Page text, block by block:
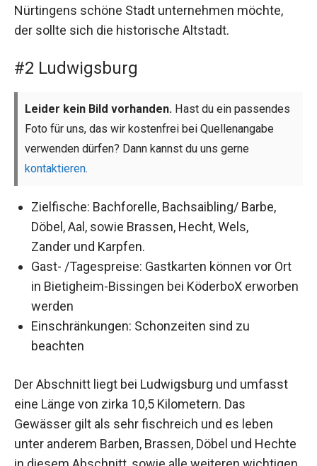
Nürtingens schöne Stadt unternehmen möchte,
der sollte sich die historische Altstadt.
#2 Ludwigsburg
Leider kein Bild vorhanden. Hast du ein passendes
Foto für uns, das wir kostenfrei bei Quellenangabe
verwenden dürfen? Dann kannst du uns gerne
kontaktieren.
Zielfische: Bachforelle, Bachsaibling/ Barbe,
Döbel, Aal, sowie Brassen, Hecht, Wels,
Zander und Karpfen.
Gast- /Tagespreise: Gastkarten können vor Ort
in Bietigheim-Bissingen bei KöderboX erworben
werden
Einschränkungen: Schonzeiten sind zu
beachten
Der Abschnitt liegt bei Ludwigsburg und umfasst
eine Länge von zirka 10,5 Kilometern. Das
Gewässer gilt als sehr fischreich und es leben
unter anderem Barben, Brassen, Döbel und Hechte